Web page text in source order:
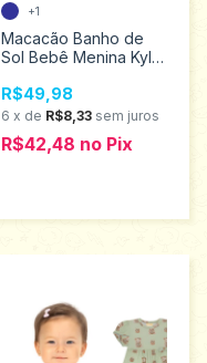
Macacão Banho de
Sol Bebê Menina Kyly
1001113
R$49,98
6 x de R$8,33 sem juros
R$42,48 no Pix
+1